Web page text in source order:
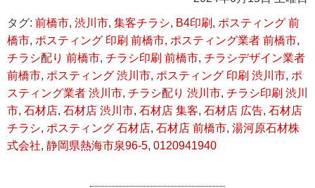
タグ: 前橋市, 渋川市, 集客チラシ, B4印刷 , ポスティング 前
橋市, ポスティング 印刷 前橋市, ポスティング業者 前橋市,
チラシ配り 前橋市, チラシ印刷 前橋市, チラシデザイン業者
前橋市, ポスティング 渋川市, ポスティング 印刷 渋川市, ポ
スティング業者 渋川市, チラシ配り 渋川市, チラシ印刷 渋川
市, 石材店, 石材店 渋川市, 石材店 集客, 石材店 広告, 石材店
チラシ, ポスティング 石材店, 石材店 前橋市, 湯河原石材株
式会社, 静岡県熱海市泉96-5, 0120941940